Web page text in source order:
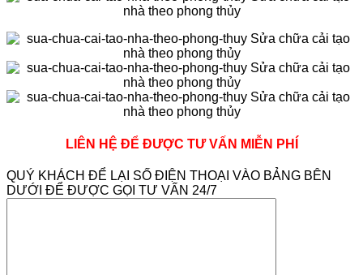
LIÊN HỆ ĐỂ ĐƯỢC TƯ VẤN MIỄN PHÍ
QUÝ KHÁCH ĐỂ LẠI SỐ ĐIỆN THOẠI VÀO BẢNG BÊN
DƯỚI ĐỂ ĐƯỢC GỌI TƯ VẤN 24/7